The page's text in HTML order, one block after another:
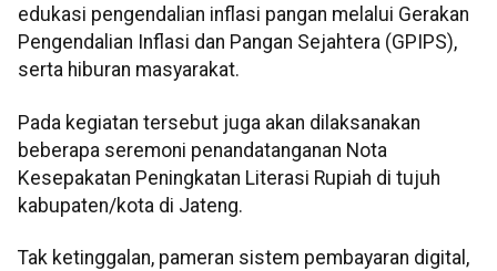
edukasi pengendalian inflasi pangan melalui Gerakan
Pengendalian Inflasi dan Pangan Sejahtera (GPIPS),
serta hiburan masyarakat.
Pada kegiatan tersebut juga akan dilaksanakan
beberapa seremoni penandatanganan Nota
Kesepakatan Peningkatan Literasi Rupiah di tujuh
kabupaten/kota di Jateng.
Tak ketinggalan, pameran sistem pembayaran digital,